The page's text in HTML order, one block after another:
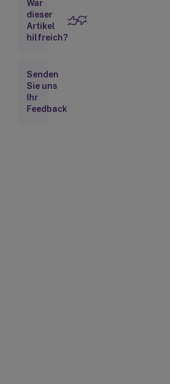
Verwalten von
Domänencomputerkonten
basierte
Aktivierung
War
dieser
Artikel
hilfreich?
Senden
Sie uns
Ihr
Feedback